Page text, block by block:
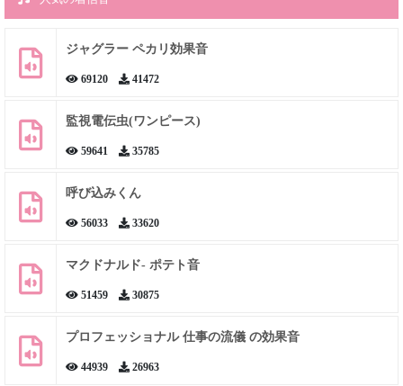
ジャグラー ペカリ効果音
69120 41472
監視電伝虫(ワンピース)
59641 35785
呼び込みくん
56033 33620
マクドナルド- ポテト音
51459 30875
プロフェッショナル 仕事の流儀 の効果音
44939 26963